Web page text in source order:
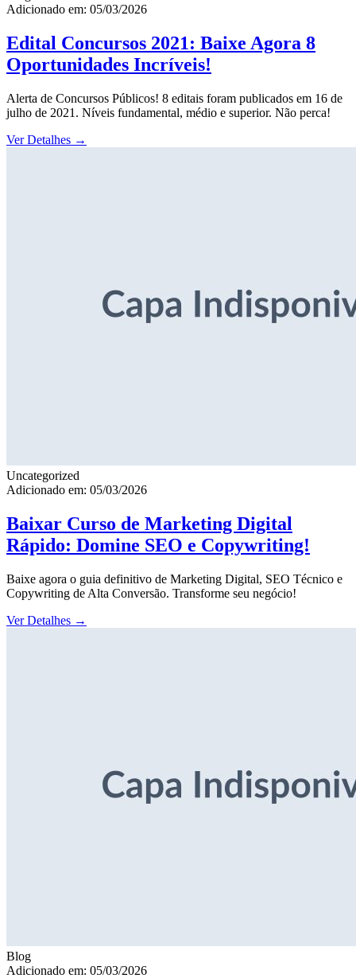
Adicionado em: 05/03/2026
Edital Concursos 2021: Baixe Agora 8
Oportunidades Incríveis!
Alerta de Concursos Públicos! 8 editais foram publicados em 16 de
julho de 2021. Níveis fundamental, médio e superior. Não perca!
Ver Detalhes →
Uncategorized
Adicionado em: 05/03/2026
Baixar Curso de Marketing Digital
Rápido: Domine SEO e Copywriting!
Baixe agora o guia definitivo de Marketing Digital, SEO Técnico e
Copywriting de Alta Conversão. Transforme seu negócio!
Ver Detalhes →
Blog
Adicionado em: 05/03/2026